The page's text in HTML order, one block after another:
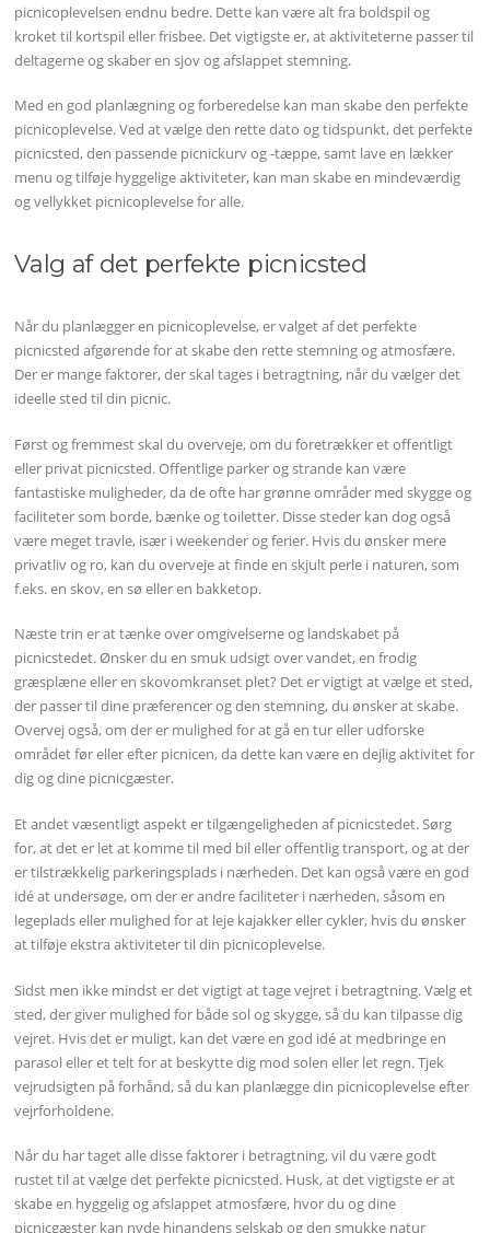
picnicoplevelsen endnu bedre. Dette kan være alt fra boldspil og
kroket til kortspil eller frisbee. Det vigtigste er, at aktiviteterne passer til
deltagerne og skaber en sjov og afslappet stemning.
Med en god planlægning og forberedelse kan man skabe den perfekte
picnicoplevelse. Ved at vælge den rette dato og tidspunkt, det perfekte
picnicsted, den passende picnickurv og -tæppe, samt lave en lækker
menu og tilføje hyggelige aktiviteter, kan man skabe en mindeværdig
og vellykket picnicoplevelse for alle.
Valg af det perfekte picnicsted
Når du planlægger en picnicoplevelse, er valget af det perfekte
picnicsted afgørende for at skabe den rette stemning og atmosfære.
Der er mange faktorer, der skal tages i betragtning, når du vælger det
ideelle sted til din picnic.
Først og fremmest skal du overveje, om du foretrækker et offentligt
eller privat picnicsted. Offentlige parker og strande kan være
fantastiske muligheder, da de ofte har grønne områder med skygge og
faciliteter som borde, bænke og toiletter. Disse steder kan dog også
være meget travle, især i weekender og ferier. Hvis du ønsker mere
privatliv og ro, kan du overveje at finde en skjult perle i naturen, som
f.eks. en skov, en sø eller en bakketop.
Næste trin er at tænke over omgivelserne og landskabet på
picnicstedet. Ønsker du en smuk udsigt over vandet, en frodig
græsplæne eller en skovomkranset plet? Det er vigtigt at vælge et sted,
der passer til dine præferencer og den stemning, du ønsker at skabe.
Overvej også, om der er mulighed for at gå en tur eller udforske
området før eller efter picnicen, da dette kan være en dejlig aktivitet for
dig og dine picnicgæster.
Et andet væsentligt aspekt er tilgængeligheden af picnicstedet. Sørg
for, at det er let at komme til med bil eller offentlig transport, og at der
er tilstrækkelig parkeringsplads i nærheden. Det kan også være en god
idé at undersøge, om der er andre faciliteter i nærheden, såsom en
legeplads eller mulighed for at leje kajakker eller cykler, hvis du ønsker
at tilføje ekstra aktiviteter til din picnicoplevelse.
Sidst men ikke mindst er det vigtigt at tage vejret i betragtning. Vælg et
sted, der giver mulighed for både sol og skygge, så du kan tilpasse dig
vejret. Hvis det er muligt, kan det være en god idé at medbringe en
parasol eller et telt for at beskytte dig mod solen eller let regn. Tjek
vejrudsigten på forhånd, så du kan planlægge din picnicoplevelse efter
vejrforholdene.
Når du har taget alle disse faktorer i betragtning, vil du være godt
rustet til at vælge det perfekte picnicsted. Husk, at det vigtigste er at
skabe en hyggelig og afslappet atmosfære, hvor du og dine
picnicgæster kan nyde hinandens selskab og den smukke natur